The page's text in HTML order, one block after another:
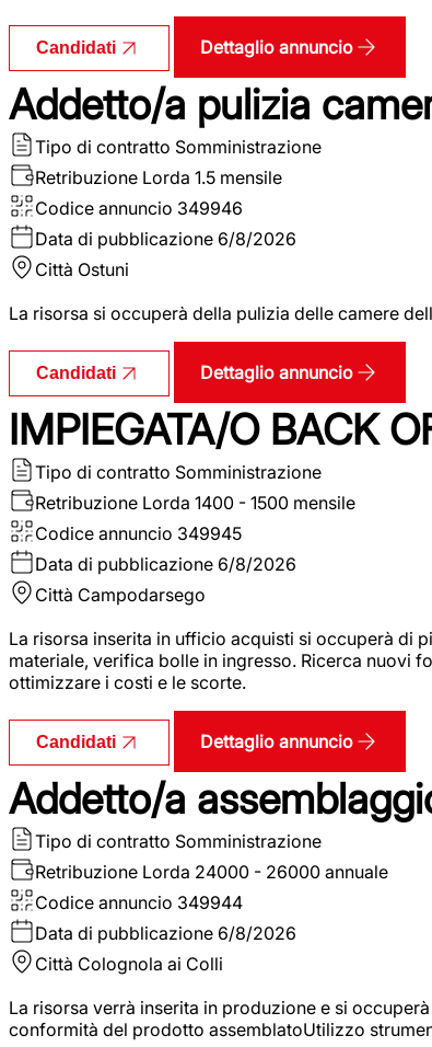
Candidati Dettaglio annuncio
Addetto/a pulizia
Tipo di contratto Somministrazione
Retribuzione Lorda 1.5 mensile
Codice annuncio 349946
Data di pubblicazione 6/8/2026
Città Ostuni
La risorsa si occuperà della pulizia delle camere
Candidati Dettaglio annuncio
IMPIEGATA/O BACK
Tipo di contratto Somministrazione
Retribuzione Lorda 1400 - 1500 mensile
Codice annuncio 349945
Data di pubblicazione 6/8/2026
Città Campodarsego
La risorsa inserita in ufficio acquisti si occuperà di
materiale, verifica bolle in ingresso. Ricerca nuovi
ottimizzare i costi e le scorte.
Candidati Dettaglio annuncio
Addetto/a
Tipo di contratto Somministrazione
Retribuzione Lorda 24000 - 26000 annuale
Codice annuncio 349944
Data di pubblicazione 6/8/2026
Città Colognola ai Colli
La risorsa verrà inserita in produzione e si
conformità del prodotto assemblatoUtilizzo